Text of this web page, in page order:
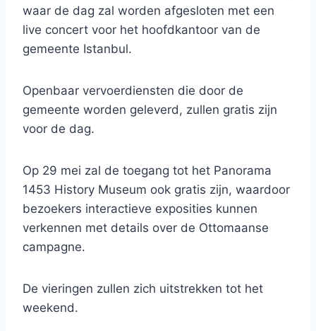
waar de dag zal worden afgesloten met een
live concert voor het hoofdkantoor van de
gemeente Istanbul.
Openbaar vervoerdiensten die door de
gemeente worden geleverd, zullen gratis zijn
voor de dag.
Op 29 mei zal de toegang tot het Panorama
1453 History Museum ook gratis zijn, waardoor
bezoekers interactieve exposities kunnen
verkennen met details over de Ottomaanse
campagne.
De vieringen zullen zich uitstrekken tot het
weekend.